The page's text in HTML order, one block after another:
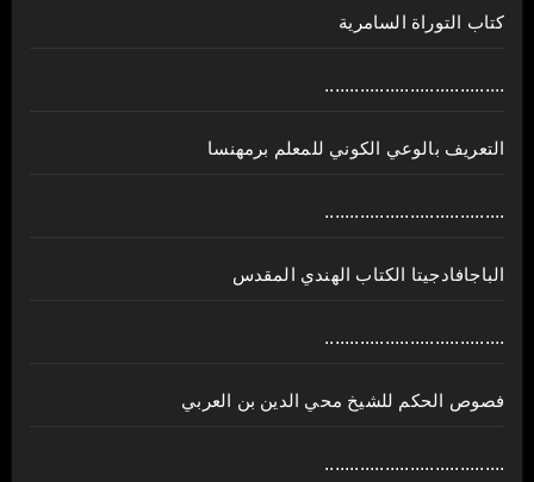
كتاب التوراة السامرية
....................................
ﺍﻟﺘﻌﺮﻳﻒ ﺑﺎﻟﻮﻋﻲ ﺍﻟﻜﻮﻧﻲ للمعلم برمهنسا
....................................
الباجافادجيتا الكتاب الهندي المقدس
....................................
فصوص الحكم للشيخ محي الدين بن العربي
....................................